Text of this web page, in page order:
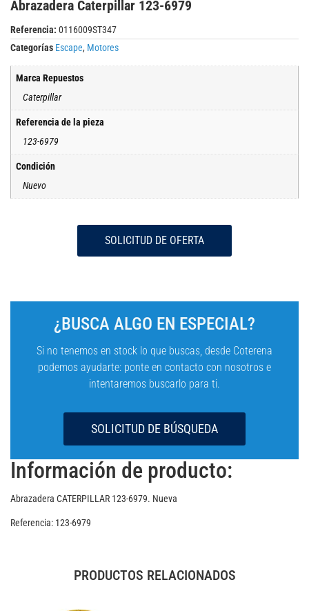
Abrazadera Caterpillar 123-6979
Referencia: 0116009ST347
Categorías Escape, Motores
Marca Repuestos
Caterpillar
Referencia de la pieza
123-6979
Condición
Nuevo
SOLICITUD DE OFERTA
¿BUSCA ALGO EN ESPECIAL?
Si no tenemos en stock lo que buscas, desde Coterena
podemos ayudarte: ponte en contacto con nosotros e
intentaremos buscarlo para ti.
SOLICITUD DE BÚSQUEDA
Información de producto:
Abrazadera CATERPILLAR 123-6979. Nueva
Referencia: 123-6979
PRODUCTOS RELACIONADOS